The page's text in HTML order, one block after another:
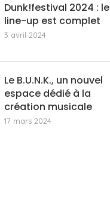
Dunk!festival 2024 : le
line-up est complet
3 avril 2024
Le B.U.N.K., un nouvel
espace dédié à la
création musicale
17 mars 2024